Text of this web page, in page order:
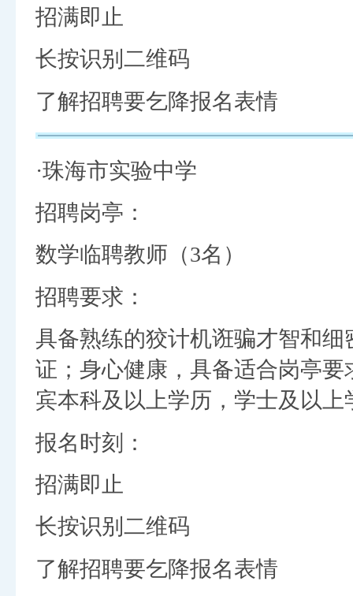
招满即止
长按识别二维码
了解招聘要乞降报名表情
·珠海市实验中学
招聘岗亭：
数学临聘教师（3名）
招聘要求：
具备熟练的狡计机诳骗才智和
证；身心健康，具备适合岗亭
宾本科及以上学历，学士及以上
报名时刻：
招满即止
长按识别二维码
了解招聘要乞降报名表情